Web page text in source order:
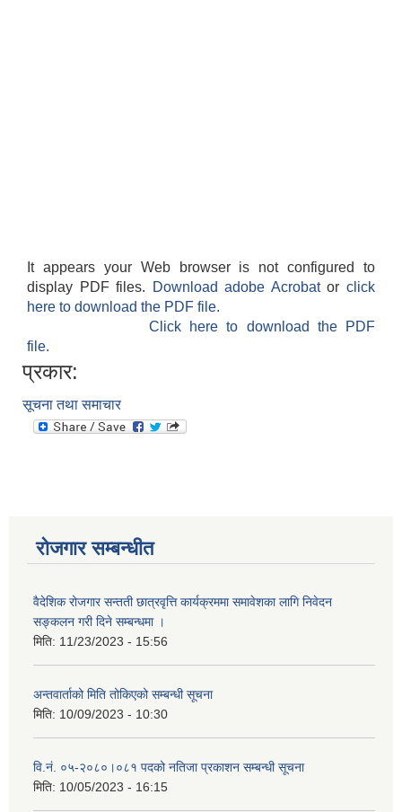
It appears your Web browser is not configured to
display PDF files.
Download adobe Acrobatorclick
here to download the PDF file.
Click here to download the PDF
file.
प्रकार:
सूचना तथा समाचार
रोजगार सम्बन्धीत
वैदेशिक रोजगार सन्तती छात्रवृत्ति कार्यक्रममा समावेशका लागि निवेदन
सङ्कलन गरी दिने सम्बन्धमा ।
मिति: 11/23/2023 - 15:56
अन्तवार्ताको मिति तोकिएको सम्बन्धी सूचना
मिति: 10/09/2023 - 10:30
वि.नं. ०५-२०८०।०८१ पदको नतिजा प्रकाशन सम्बन्धी सूचना
मिति: 10/05/2023 - 16:15